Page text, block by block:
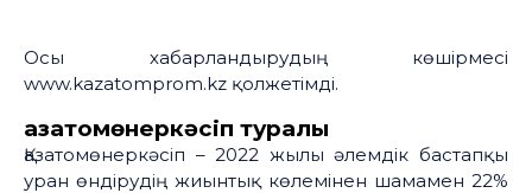
Осы хабарландырудың көшірмесі
www.kazatomprom.kz қолжетімді.
Қазатомөнеркәсіп туралы
Қазатомөнеркәсіп – 2022 жылы әлемдік бастапқы
уран өндірудің жиынтық көлемінен шамамен 22%